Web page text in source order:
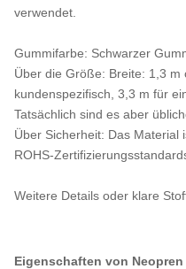
verwendet.
Gummifarbe: Schwarzer
Über die Größe: Breite: 1,3 m
kundenspezifisch, 3,3 m für
Tatsächlich sind es aber
Über Sicherheit: Das Material
ROHS-
Weitere Details oder klare
Eigenschaften von Neopren